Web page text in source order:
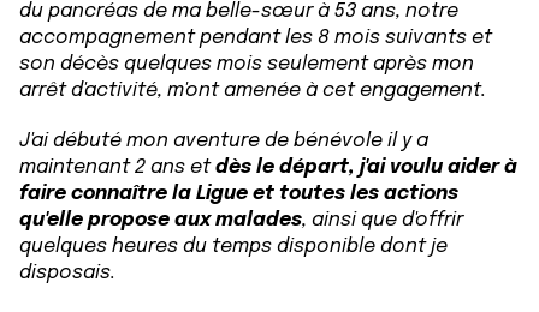
du pancréas de ma belle-sœur à 53 ans, notre
accompagnement pendant les 8 mois suivants et
son décès quelques mois seulement après mon
arrêt d'activité, m'ont amenée à cet engagement.
J'ai débuté mon aventure de bénévole il y a
maintenant 2 ans etdès le départ, j'ai voulu aider à
faire connaître la Ligue et toutes les actions
qu'elle propose aux malades, ainsi que d'offrir
quelques heures du temps disponible dont je
disposais.